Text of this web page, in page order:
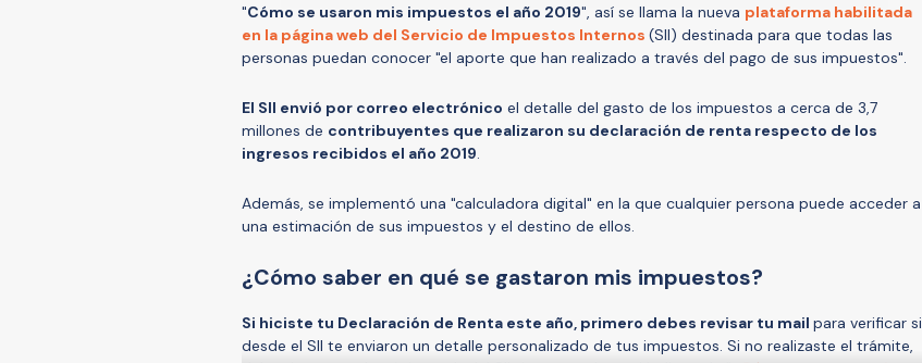
"Cómo se usaron mis impuestos el año 2019", así se llama la nueva plataforma habilitada
en la página web del Servicio de Impuestos Internos (SII) destinada para que todas las
personas puedan conocer "el aporte que han realizado a través del pago de sus impuestos".
El SII envió por correo electrónico el detalle del gasto de los impuestos a cerca de 3,7
millones de contribuyentes que realizaron su declaración de renta respecto de los
ingresos recibidos el año 2019.
Además, se implementó una "calculadora digital" en la que cualquier persona puede acceder a
una estimación de sus impuestos y el destino de ellos.
¿Cómo saber en qué se gastaron mis impuestos?
Si hiciste tu Declaración de Renta este año, primero debes revisar tu mail para verificar si
desde el SII te enviaron un detalle personalizado de tus impuestos. Si no realizaste el trámite,